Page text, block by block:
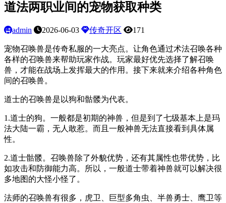
道法两职业间的宠物获取种类
admin 2026-06-03 传奇开区 171
宠物召唤兽是传奇私服的一大亮点。让角色通过术法召唤各种
各样的召唤兽来帮助玩家作战。玩家最好优先选择了解召唤
兽，才能在战场上发挥最大的作用。接下来就来介绍各种角色
间的召唤兽。
道士的召唤兽是以狗和骷髅为代表。
1.道士的狗。一般都是初期的神兽，但是到了七级基本上是玛
法大陆一霸，无人敢惹。而且一般神兽无法直接看到具体属
性。
2.道士骷髅。召唤兽除了外貌优势，还有其属性也带优势，比
如攻击和防御能力高。所以，一般道士带着神兽就可以解决很
多地图的大怪小怪了。
法师的召唤兽有很多，虎卫、巨型多角虫、半兽勇士、鹰卫等